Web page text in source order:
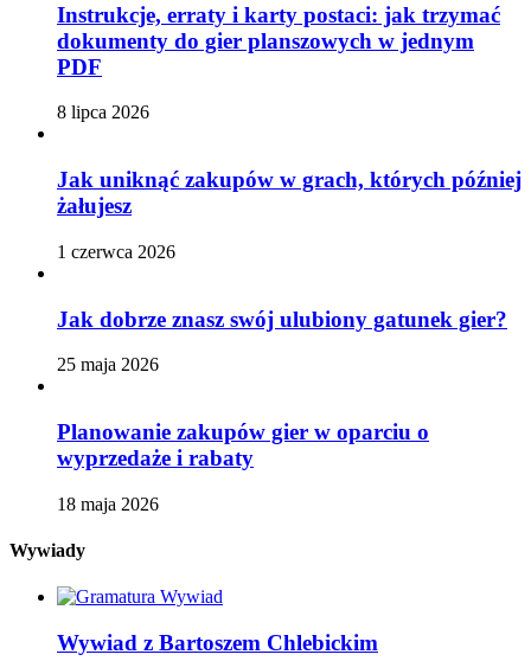
Instrukcje, erraty i karty postaci: jak trzymać
dokumenty do gier planszowych w jednym
PDF
8 lipca 2026
Jak uniknąć zakupów w grach, których później
żałujesz
1 czerwca 2026
Jak dobrze znasz swój ulubiony gatunek gier?
25 maja 2026
Planowanie zakupów gier w oparciu o
wyprzedaże i rabaty
18 maja 2026
Wywiady
Wywiad z Bartoszem Chlebickim